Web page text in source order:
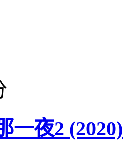
一夜2 (2020)